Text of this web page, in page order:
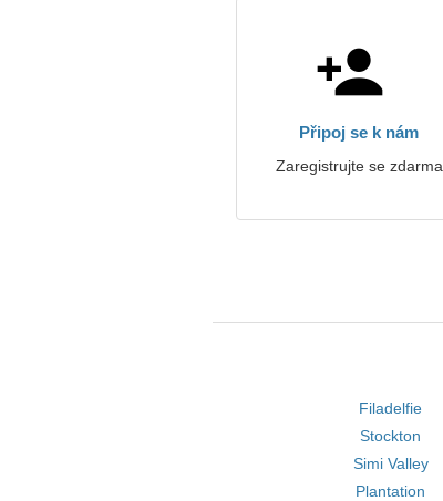
Připoj se k nám
Zaregistrujte se zdarma
Filadelfie
Stockton
Simi Valley
Plantation